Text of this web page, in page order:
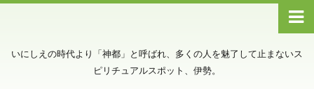
いにしえの時代より「神都」と呼ばれ、多くの人を魅了して止まないス
ピリチュアルスポット、伊勢。